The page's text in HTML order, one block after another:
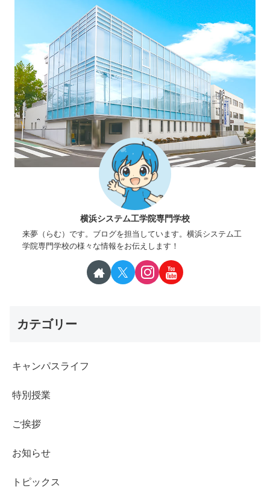
横浜システム工学院専門学校
来夢（らむ）です。ブログを担当しています。横浜システム工
学院専門学校の様々な情報をお伝えします！
カテゴリー
キャンパスライフ
特別授業
ご挨拶
お知らせ
トピックス